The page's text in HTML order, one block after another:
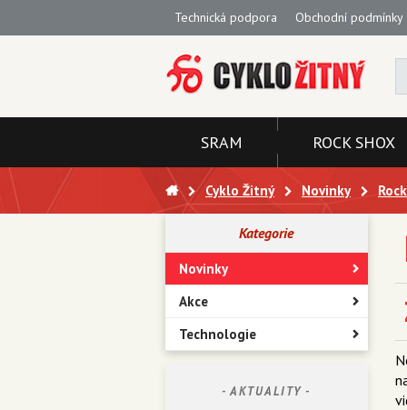
Technická podpora Obchodní podmínky
SRAM ROCK SHOX
Cyklo Žitný Novinky
Kategorie
Novinky
Akce
Technologie
- AKTUALITY -